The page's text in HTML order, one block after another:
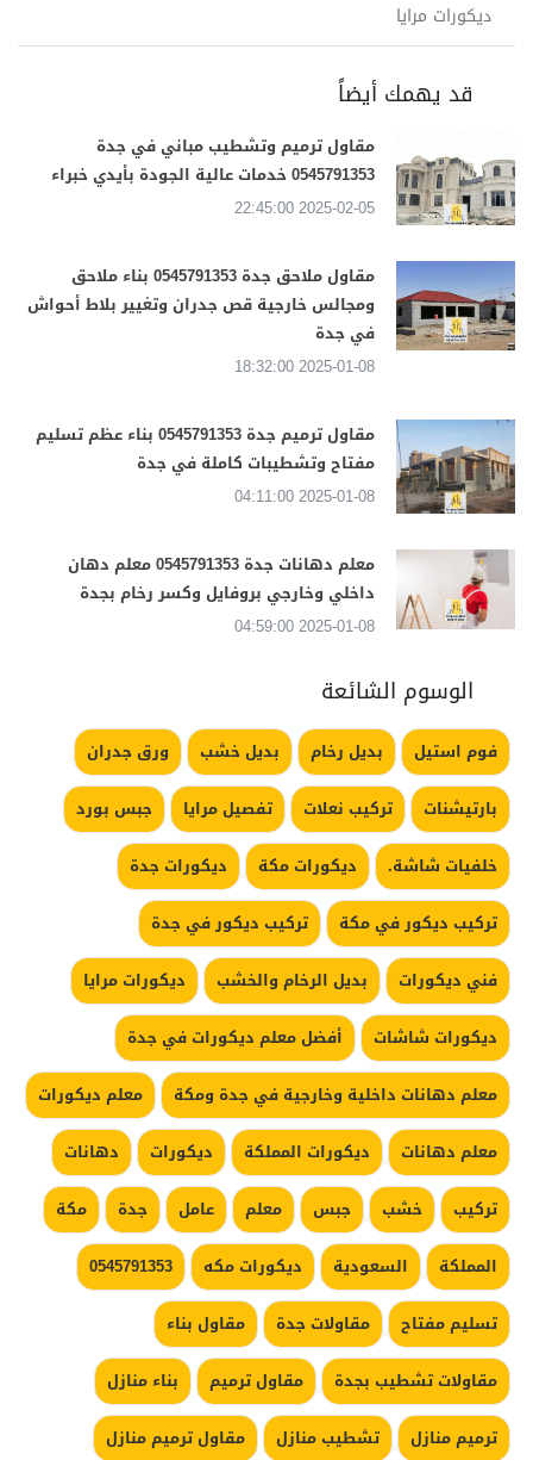
ديكورات مرايا
قد يهمك أيضاً
مقاول ترميم وتشطيب مباني في جدة
0545791353 خدمات عالية الجودة بأيدي خبراء
2025-02-05 22:45:00
مقاول ملاحق جدة 0545791353 بناء ملاحق
ومجالس خارجية قص جدران وتغيير بلاط أحواش
في جدة
2025-01-08 18:32:00
مقاول ترميم جدة 0545791353 بناء عظم تسليم
مفتاح وتشطيبات كاملة في جدة
2025-01-08 04:11:00
معلم دهانات جدة 0545791353 معلم دهان
داخلي وخارجي بروفايل وكسر رخام بجدة
2025-01-08 04:59:00
الوسوم الشائعة
فوم استيل بديل رخام بديل خشب
ورق جدران
بارتيشنات
تركيب نعلات تفصيل مرايا
جبس بورد
خلفيات شاشة.
ديكورات مكة
ديكورات جدة
تركيب ديكور في مكة
تركيب ديكور في جدة
فني ديكورات
بديل الرخام والخشب
ديكورات مرايا
ديكورات شاشات
أفضل معلم ديكورات في جدة
معلم دهانات داخلية وخارجية في جدة ومكة
معلم ديكورات
معلم دهانات
ديكورات المملكة ديكورات
دهانات
تركيب
خشب جبس معلم عامل جدة
مكة
المملكة
السعودية ديكورات مكه
0545791353
تسليم مفتاح
مقاولات جدة
مقاول بناء
مقاولات تشطيب بجدة
مقاول ترميم
بناء منازل
ترميم منازل
تشطيب منازل مقاول ترميم منازل